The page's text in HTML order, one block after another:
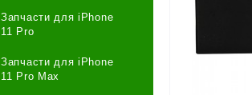
Запчасти для iPhone
11 Pro
Запчасти для iPhone
11 Pro Max